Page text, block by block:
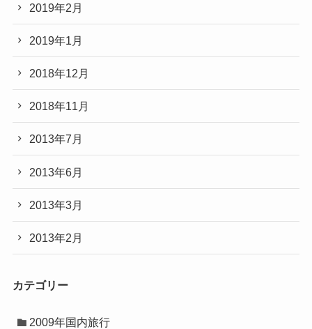
2019年2月
2019年1月
2018年12月
2018年11月
2013年7月
2013年6月
2013年3月
2013年2月
カテゴリー
2009年国内旅行